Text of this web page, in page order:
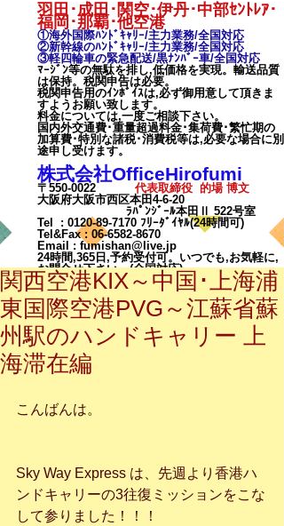
羽田･成田･関空･伊丹･中部ｾﾝﾄﾚｱ･
福岡･那覇･他空港
①海外国際ﾊﾝﾄﾞｷｬﾘｰ/主力業務/全国対応
②新幹線のﾊﾝﾄﾞｷｬﾘｰ/主力業務/全国対応
③軽四輪車の緊急配送/黒ﾅﾝﾊﾞｰ車/全国対応
ﾏｰｼﾞﾝ等の無駄を排し,低価格を実現。輸送品質
は保持。税関申告は必要。
税関申告用のｲﾝﾎﾞｲｽは,必ず御用意して頂きま
すようお願い致します。
料金については,一度ご相談下さい。
国内外交通費･重量超過料金･集荷費･繁忙期の
加算費･特別な諸税･消費税等は,必要な場合に別
途申し受けます。
株式会社OfficeHirofumi
〒550-0022 代表取締役 的場 博文
大阪府大阪市西区本田4-6-20
ﾗﾊﾟﾝｼﾞｰﾙ本田Ⅱ 522号室
Tel : 0120-89-7170 ﾌﾘｰﾀﾞｲﾔﾙ(24時間可)
Tel&Fax : 06-6582-8670
Email
: fumishan@live.jp
24時間,365日,予約受付可。いつでも,お気軽に,
お問合せ下さい。(全国対応)
関西空港KIX～中国･上海浦
東国際空港PVG～江蘇省蘇
州駅のハンドキャリー 上
海滞在編
こんばんは。
Sky Way Express は、先週より香港ハ
ンドキャリーの3往復ミッションをこな
して参りました！！！